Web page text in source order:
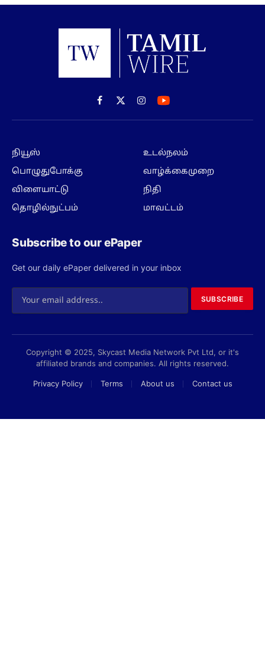
Facebook
X
(Twitter)
Instagram
நியூஸ்
பொழுதுபோக்கு
விளையாட்டு
தொழில்நுட்பம்
உடல்நலம்
வாழ்க்கைமுறை
நிதி
மாவட்டம்
Subscribe to our ePaper
Get our daily ePaper delivered in your inbox
SUBSCRIBE
Copyright © 2025, Skycast Media Network Pvt Ltd, or it's
affiliated brands and companies. All rights reserved.
Privacy Policy Terms About us Contact us